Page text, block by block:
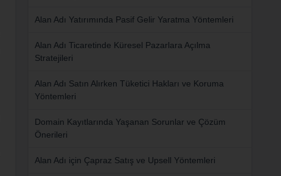
Alan Adı Yatırımında Pasif Gelir Yaratma Yöntemleri
Alan Adı Ticaretinde Küresel Pazarlara Açılma
Stratejileri
Alan Adı Satın Alırken Tüketici Hakları ve Koruma
Yöntemleri
Domain Kayıtlarında Yaşanan Sorunlar ve Çözüm
Önerileri
Alan Adı için Çapraz Satış ve Upsell Yöntemleri